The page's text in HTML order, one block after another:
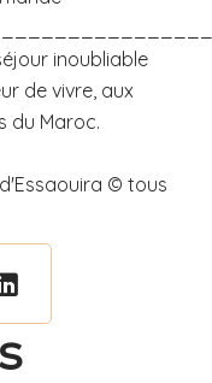
inoubliable
de vivre, aux
du Maroc.
© tous